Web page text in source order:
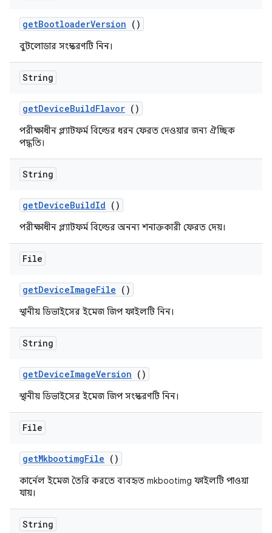
getBootloaderVersion ()
বুটলোডার সংস্করণটি নিন।
String
getDeviceBuildFlavor ()
পরীক্ষাধীন প্ল্যাটফর্ম বিল্ডের ধরন ফেরত দেওয়ার জন্য ঐচ্ছিক
পদ্ধতি।
String
getDeviceBuildId ()
পরীক্ষাধীন প্ল্যাটফর্ম বিল্ডের অনন্য শনাক্তকারী ফেরত দেয়।
File
getDeviceImageFile ()
স্থানীয় ডিভাইসের ইমেজ জিপ ফাইলটি নিন।
String
getDeviceImageVersion ()
স্থানীয় ডিভাইসের ইমেজ জিপ সংস্করণটি নিন।
File
getMkbootimgFile ()
কার্নেল ইমেজ তৈরি করতে ব্যবহৃত mkbootimg ফাইলটি পাওয়া
যায়।
String